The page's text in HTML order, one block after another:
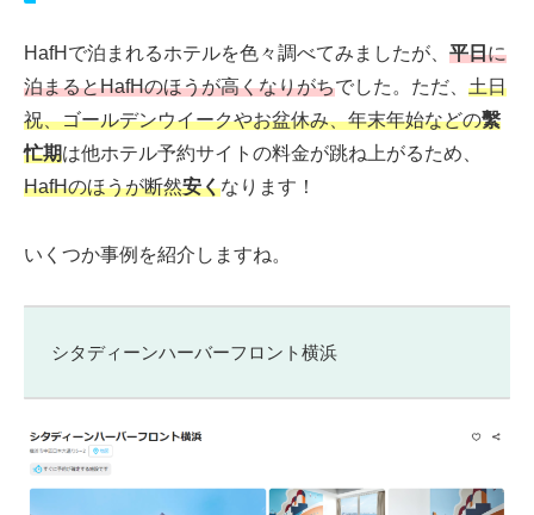
HafHで泊まれるホテルを色々調べてみましたが、 平日に
泊まるとHafHのほうが高くなりがちでした。ただ、 土日
祝、ゴールデンウイークやお盆休み、年末年始などの繫
忙期は他ホテル予約サイトの料金が跳ね上がるため、
HafHのほうが断然安くなります！
いくつか事例を紹介しますね。
シタディーンハーバーフロント横浜